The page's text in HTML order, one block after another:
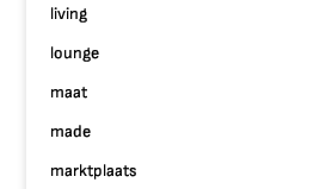
living
lounge
maat
made
marktplaats